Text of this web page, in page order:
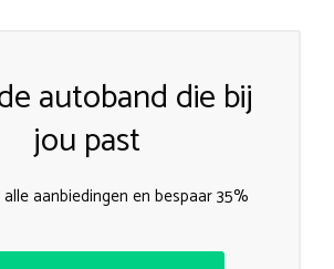
autoband die bij
jou past
aanbiedingen en bespaar 35%